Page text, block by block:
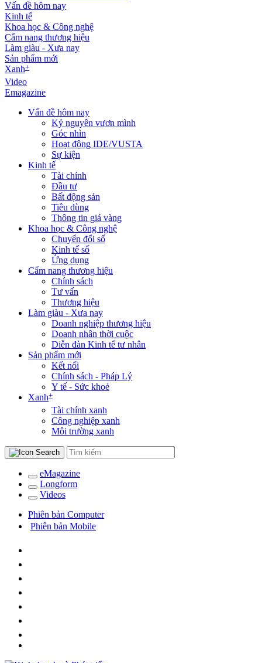
Vấn đề hôm nay
Kinh tế
Khoa học & Công nghệ
Cẩm nang thương hiệu
Làm giàu - Xưa nay
Sản phẩm mới
Xanh+
Video
Emagazine
Vấn đề hôm nay
Kỷ nguyên vươn mình
Góc nhìn
Hoạt động IDE/VUSTA
Sự kiện
Kinh tế
Tài chính
Đầu tư
Bất động sản
Tiêu dùng
Thông tin giá vàng
Khoa học & Công nghệ
Chuyển đổi số
Kinh tế số
Ứng dụng
Cẩm nang thương hiệu
Chính sách
Tư vấn
Thương hiệu
Làm giàu - Xưa nay
Doanh nghiệp thương hiệu
Doanh nhân thời cuộc
Diễn đàn Kinh tế tư nhân
Sản phẩm mới
Kết nối
Chính sách - Pháp Lý
Y tế - Sức khoẻ
Xanh+
Tài chính xanh
Công nghiệp xanh
Môi trường xanh
eMagazine
Longform
Videos
Phiên bản Computer
Phiên bản Mobile